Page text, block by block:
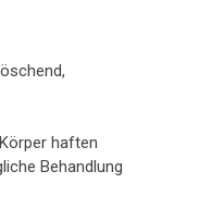
haften
Behandlung